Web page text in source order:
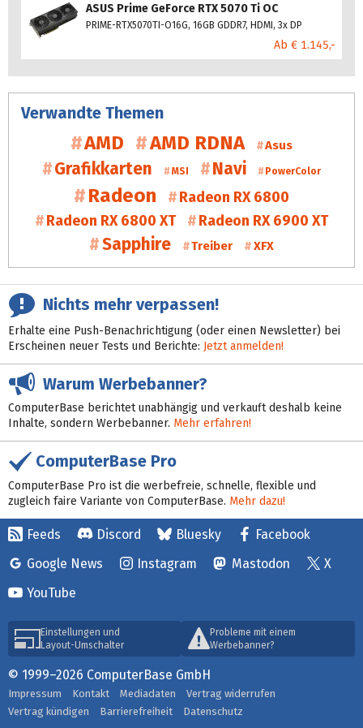
ASUS Prime GeForce RTX 5070 Ti OC
PRIME-RTX5070TI-O16G, 16GB GDDR7, HDMI, 3x DP
Ab € 1.145,-
Verwandte Themen
AMD AMD RDNA Asus
Grafikkarten MSI Navi PowerColor
Radeon
Radeon RX 6800
Radeon RX 6800 XT
Radeon RX 6900 XT
Sapphire Treiber XFX
Nichts mehr verpassen!
Erhalte eine Push-Benachrichtigung (oder einen Newsletter) bei
Erscheinen neuer Tests und Berichte: Jetzt anmelden!
Warum Werbebanner?
ComputerBase berichtet unabhängig und verkauft deshalb keine
Inhalte, sondern Werbebanner. Mehr erfahren!
ComputerBase Pro
ComputerBase Pro ist die werbefreie, schnelle, flexible und
zugleich faire Variante von ComputerBase. Mehr dazu!
Feeds Discord Bluesky
Facebook
Google News
Instagram Mastodon
X
YouTube
Einstellungen und
Layout-Umschalter
Probleme mit einem
Werbebanner?
© 1999–2026 ComputerBase GmbH
Impressum Kontakt Mediadaten
Vertrag widerrufen
Vertrag kündigen
Barrierefreiheit Datenschutz